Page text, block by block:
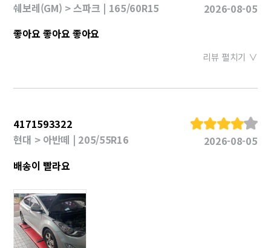
쉐보레(GM) > 스파크 | 165/60R15
2026-08-05
좋아요 좋아요 좋아요
리뷰 펼치기 ∨
4171593322
현대 > 아반떼 | 205/55R16
2026-08-05
배송이 빨라요